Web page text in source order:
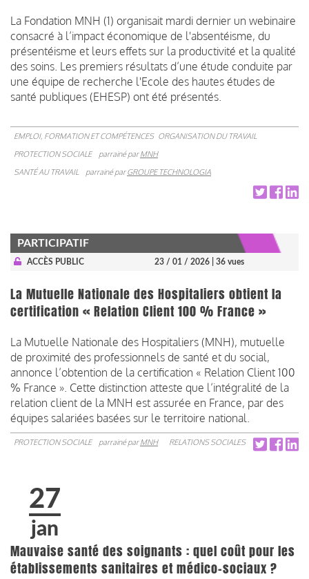
La Fondation MNH (1) organisait mardi dernier un webinaire
consacré à l’impact économique de l'absentéisme, du
présentéisme et leurs effets sur la productivité et la qualité
des soins. Les premiers résultats d’une étude conduite par
une équipe de recherche l'Ecole des hautes études de
santé publiques (EHESP) ont été présentés.
EMPLOI, FORMATION ET COMPÉTENCES ORGANISATION DU TRAVAIL
PROTECTION SOCIALE
parrainé parMNH
SANTÉ AU TRAVAIL
parrainé parGROUPE TECHNOLOGIA
PARTICIPATIF
ACCÈS PUBLIC 23 / 01 / 2026 | 36 vues
La Mutuelle Nationale des Hospitaliers obtient la
certification « Relation Client 100 % France »
La Mutuelle Nationale des Hospitaliers (MNH), mutuelle
de proximité des professionnels de santé et du social,
annonce l’obtention de la certification « Relation Client 100
% France ». Cette distinction atteste que l’intégralité de la
relation client de la MNH est assurée en France, par des
équipes salariées basées sur le territoire national.
PROTECTION SOCIALE parrainé parMNH RELATIONS SOCIALES
27
jan
Mauvaise santé des soignants : quel coût pour les
établissements sanitaires et médico-sociaux ?